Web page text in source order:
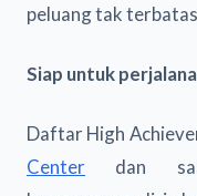
peluang tak
Siap untuk
Daftar High
Center dan